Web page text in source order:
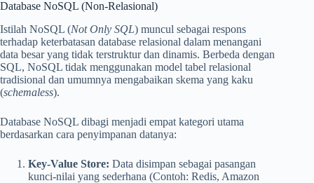
Database NoSQL (Non-Relasional)
Istilah NoSQL (Not Only SQL) muncul sebagai respons
terhadap keterbatasan database relasional dalam menangani
data besar yang tidak terstruktur dan dinamis. Berbeda dengan
SQL, NoSQL tidak menggunakan model tabel relasional
tradisional dan umumnya mengabaikan skema yang kaku
(schemaless).
Database NoSQL dibagi menjadi empat kategori utama
berdasarkan cara penyimpanan datanya:
Key-Value Store: Data disimpan sebagai pasangan
kunci-nilai yang sederhana (Contoh: Redis, Amazon